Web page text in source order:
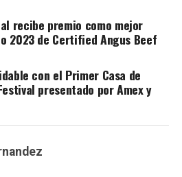
recibe premio como mejor
2023 de Certified Angus Beef
con el Primer Casa de
presentado por Amex y